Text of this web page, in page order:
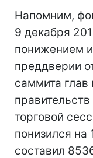
Напомним,
9 декабря
понижением
преддверии
саммита глав
торговой
понизился на
составил